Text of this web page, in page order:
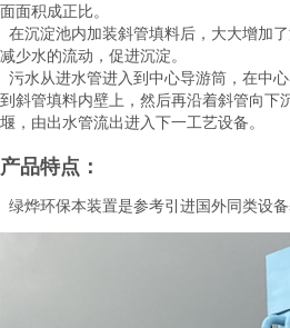
面面积成正比。
在沉淀池内加装斜管填料后，大大增加
减少水的流动，促进沉淀。
污水从进水管进入到中心导游筒，在中
到斜管填料内壁上，然后再沿着斜管向下
堰，由出水管流出进入下一工艺设备。
产品特点：
绿烨环保本装置是参考引进国外同类设